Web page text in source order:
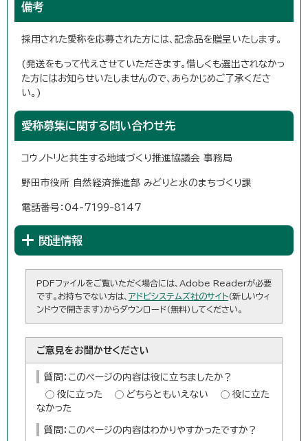
備考
採用された愛称を応募された方には、記念品を贈呈いたします。
(発送をもって代えさせていただきます。惜しくも選出されなかっ
た方にはお知らせいたしませんので、あらかじめご了承くださ
い。)
愛称募集に関する問い合わせ先
コウノトリと共生する地域づくり推進協議会 事務局
野田市役所 自然経済推進部 みどりと水のまちづくり課
電話番号：04-7199-8147
関連情報
PDFファイルをご覧いただく場合には、Adobe Readerが必要
です。お持ちでない方は、 アドビシステムズ社のサイト（新しいウィ
ンドウで開きます）からダウンロード（無料）してください。
ご意見をお聞かせください
質問：このページの内容は役に立ちましたか？
役に立った
どちらともいえない
役に立た
なかった
質問：このページの内容はわかりやすかったですか？